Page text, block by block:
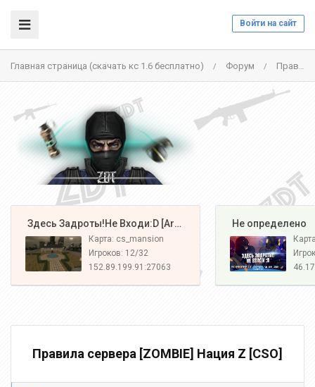
Войти на сайт
Главная страница (скачать кс 1.6 бесплатно) / Форум / Правила проекта
️ Здесь Задроты!Не Входи:D [Army#1]
Карта: cs_mansion
Игроков: 12/32
152.89.199.91:27063
️ Не определено
Правила сервера [ZOMBIE] Нация Z [CSO]